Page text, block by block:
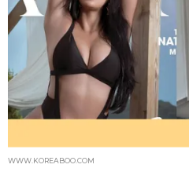
WWW.KOREABOO.COM